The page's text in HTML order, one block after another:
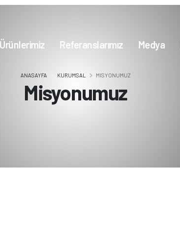
Ürünlerimiz Referanslarımız Medya
Misyonumuz
ANASAYFA KURUMSAL MISYONUMUZ